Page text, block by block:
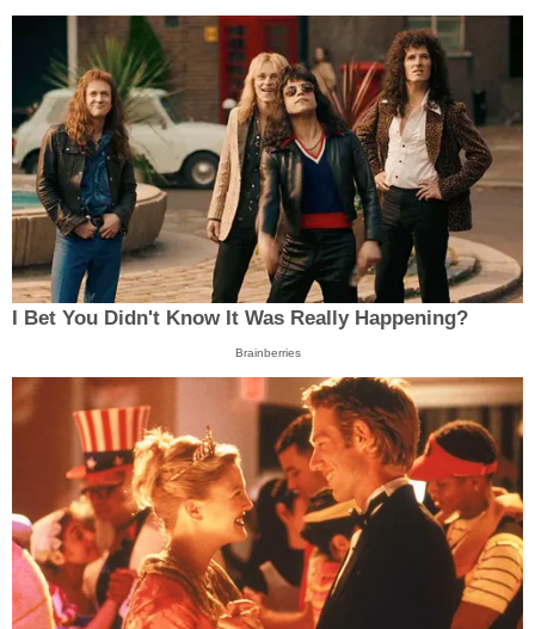
I Bet You Didn't Know It Was Really Happening?
Brainberries